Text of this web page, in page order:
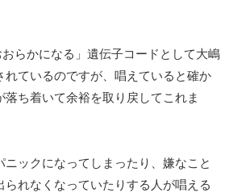
らかになる」遺伝子コードとして大嶋
れているのですが、唱えていると確か
落ち着いて余裕を取り戻してこれま
ニックになってしまったり、嫌なこと
られなくなっていたりする人が唱える